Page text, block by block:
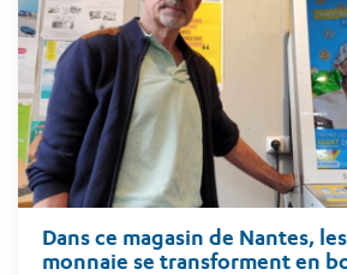
Dans ce magasin de Nantes,
monnaie se transforment en